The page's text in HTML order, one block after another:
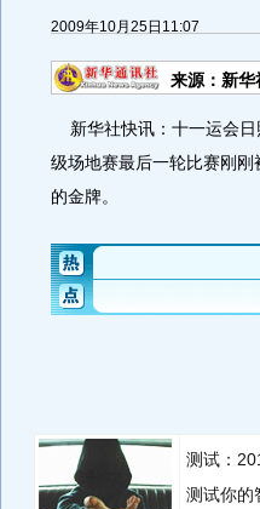
2009年10月25日11:07
来源： 新华
新华社快讯：十一运会日
级场地赛最后一轮比赛刚
的金牌。
测试：
测试你的